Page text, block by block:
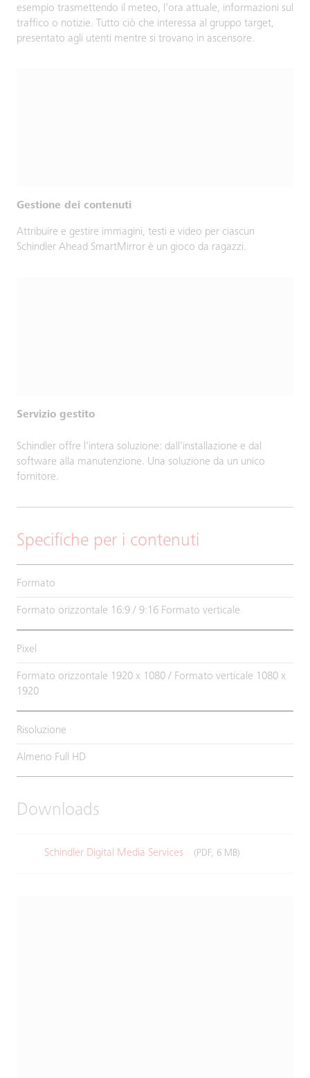
esempio trasmettendo il meteo, l’ora attuale, informazioni sul
traffico o notizie. Tutto ciò che interessa al gruppo target,
presentato agli utenti mentre si trovano in ascensore.
Gestione dei contenuti
Attribuire e gestire immagini, testi e video per ciascun
Schindler Ahead SmartMirror è un gioco da ragazzi.
Servizio gestito
Schindler offre l'intera soluzione: dall'installazione e dal
software alla manutenzione. Una soluzione da un unico
fornitore.
Specifiche per i contenuti
Formato
Formato orizzontale 16:9 / 9:16 Formato verticale
Pixel
Formato orizzontale 1920 x 1080 / Formato verticale 1080 x
1920
Risoluzione
Almeno Full HD
Downloads
Schindler Digital Media Services (PDF, 6 MB)